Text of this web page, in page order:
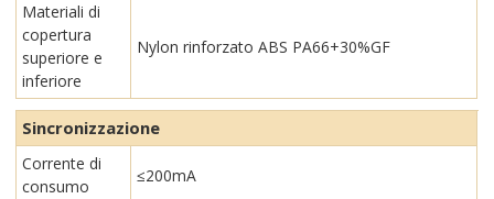
Materiali di
copertura
superiore e
inferiore
Nylon rinforzato ABS PA66+30%GF
Sincronizzazione
Corrente di
consumo
≤200mA